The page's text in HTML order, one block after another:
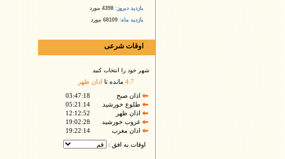
بازدید دیروز:4398 مورد
بازدید ماه:68109 مورد
اوقات شرعی
شهر خود را انتخاب کنید
4:7 مانده تااذان ظهر
03:47:18
اذان صبح
05:21:14
طلوع خورشید
12:12:52
اذان ظهر
19:02:28
غروب خورشید
19:22:14
اذان مغرب
اوقات به افق :